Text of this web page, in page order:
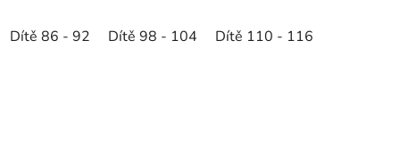
Dítě 86 - 92 Dítě 98 - 104 Dítě 110 - 116